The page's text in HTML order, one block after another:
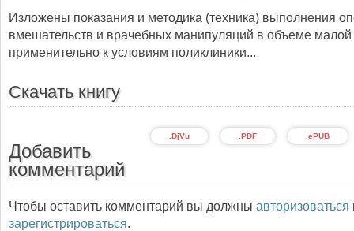
Изложены показания и методика (техника) выполнения
вмешательств и врачебных манипуляций в объеме малой
применительно к условиям поликлиники...
Скачать книгу
.ePUB
.PDF
.DjVu
Добавить
комментарий
Чтобы оставить комментарий вы должны авторизоваться
зарегистрироваться.